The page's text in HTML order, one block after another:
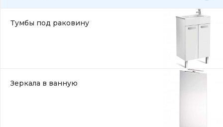
Тумбы под раковину
Зеркала в ванную